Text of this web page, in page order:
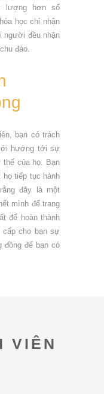
lượng hơn số
học chỉ nhận
người đều nhận
đáo.
bạn có trách
hướng tới sự
của họ. Bạn
tiếp tục hành
đây là một
mình để trang
để hoàn thành
cấp cho bạn sự
đồng để bạn có
VIÊN